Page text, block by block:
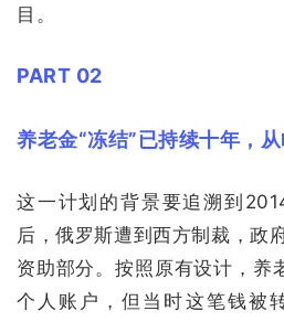
目。
PART 02
养老金“冻结”已持续十年，
这一计划的背景要追溯到
后，俄罗斯遭到西方制裁，政
资助部分。按照原有设计，养
个人账户，但当时这笔钱被